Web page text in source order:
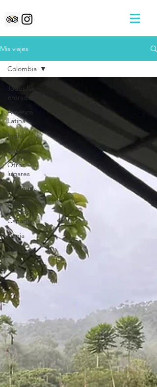
Mis viajes
Todas las
entradas
América
Latina
India
Europa
Otros
lugares
Colombia
Estados
Unidos y
Canada
Kenia
Africa
Colombia